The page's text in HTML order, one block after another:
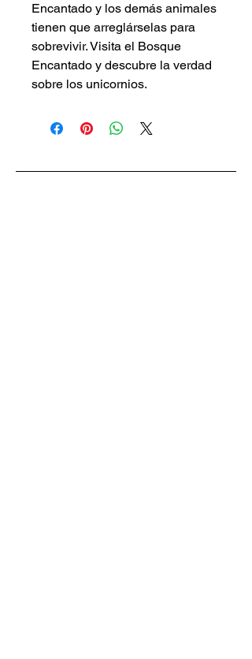
Encantado y los demás animales
tienen que arreglárselas para
sobrevivir. Visita el Bosque
Encantado y descubre la verdad
sobre los unicornios.